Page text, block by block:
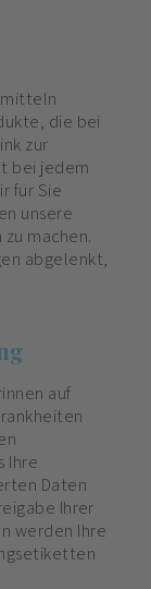
die bei
zur
bei jedem
für Sie
unsere
machen.
abgelenkt,
auf
Ihre
Daten
Ihrer
werden Ihre